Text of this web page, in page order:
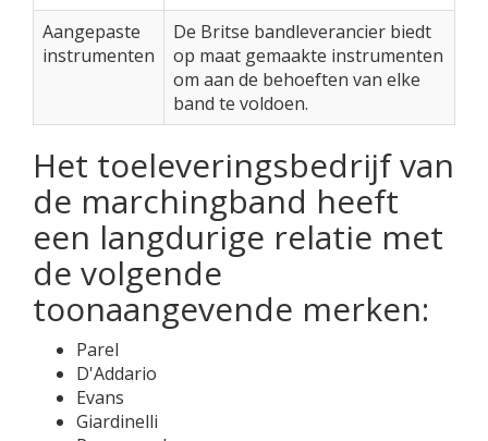
Aangepaste
instrumenten
De Britse bandleverancier biedt
op maat gemaakte instrumenten
om aan de behoeften van elke
band te voldoen.
Het toeleveringsbedrijf van
de marchingband heeft
een langdurige relatie met
de volgende
toonaangevende merken:
Parel
D'Addario
Evans
Giardinelli